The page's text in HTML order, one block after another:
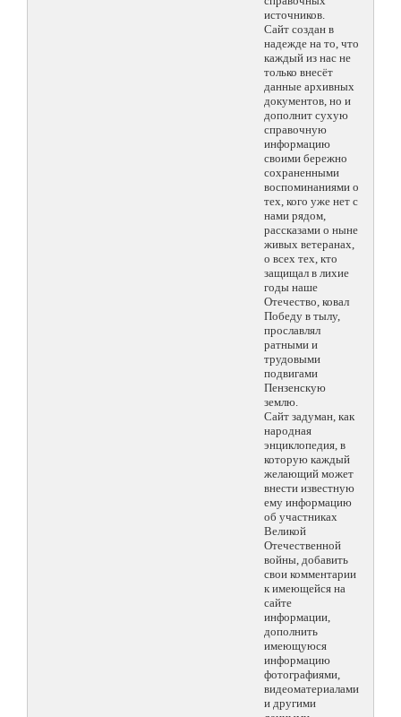
источников.
Сайт создан в
надежде на то, что
каждый из нас не
только внесёт
данные архивных
документов, но и
дополнит сухую
справочную
информацию
своими бережно
сохраненными
воспоминаниями о
тех, кого уже нет с
нами рядом,
рассказами о ныне
живых ветеранах,
о всех тех, кто
защищал в лихие
годы наше
Отечество, ковал
Победу в тылу,
прославлял
ратными и
трудовыми
подвигами
Пензенскую
землю.
Сайт задуман, как
народная
энциклопедия, в
которую каждый
желающий может
внести известную
ему информацию
об участниках
Великой
Отечественной
войны, добавить
свои комментарии
к имеющейся на
сайте
информации,
дополнить
имеющуюся
информацию
фотографиями,
видеоматериалами
и другими